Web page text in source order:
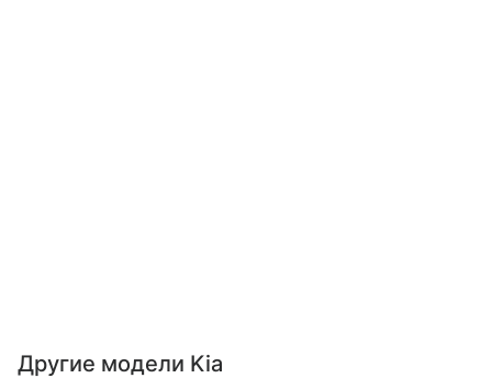
Другие модели Kia